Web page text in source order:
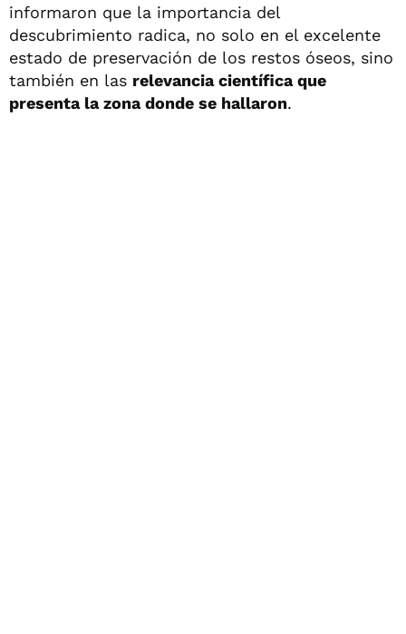
informaron que la importancia del
descubrimiento radica, no solo en el excelente
estado de preservación de los restos óseos, sino
también en las relevancia científica que
presenta la zona donde se hallaron.